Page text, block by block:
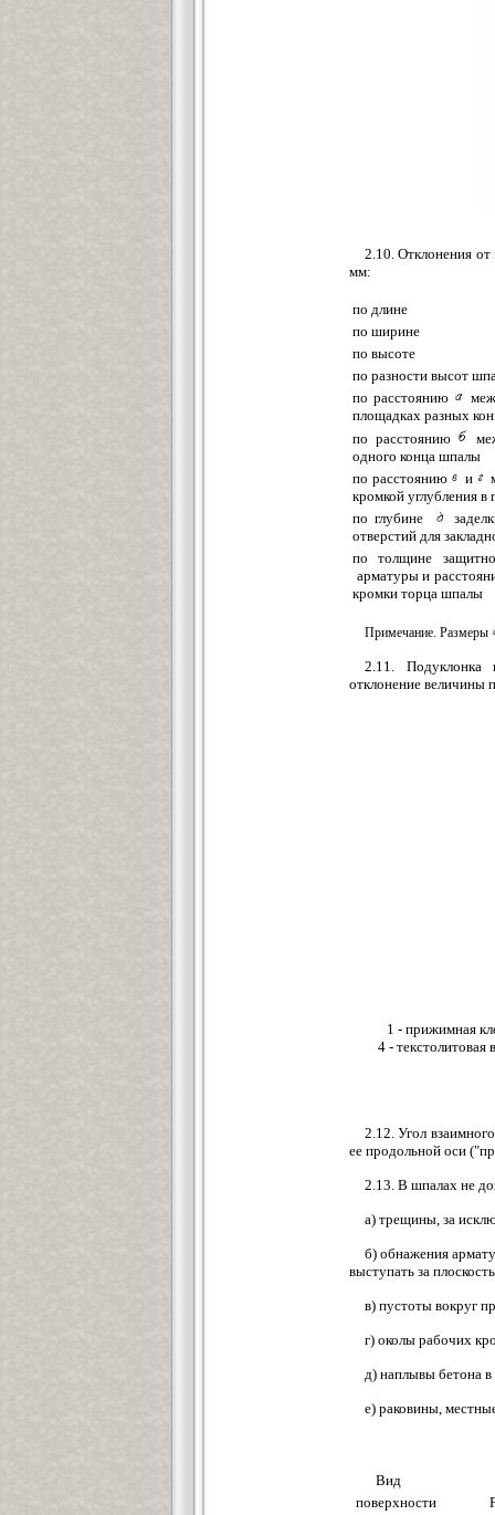
2.10. Отклонения
мм:
по длине
по ширине
по высоте
по разности высот
по расстоянию
площадках разных
по расстоянию
одного конца шпалы
по расстоянию
и
кромкой углубления
по глубине
отверстий для
по толщине
арматуры и
кромки торца шпалы
Примечание. Размеры
2.11. Подуклонка
отклонение величины
1 - прижимная
4 -
2.12. Угол
ее продольной оси
2.13. В шпалах не
а) трещины, за
б) обнажения
выступать за
в) пустоты вокруг
г) околы рабочих
д) наплывы бетона в
е) раковины,
Вид
поверхности